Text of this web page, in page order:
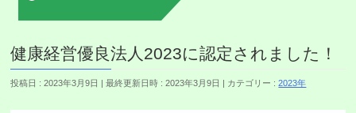
健康経営優良法人2023に認定されました！
投稿日 : 2023年3月9日 最終更新日時 : 2023年3月9日 カテゴリー :2023年